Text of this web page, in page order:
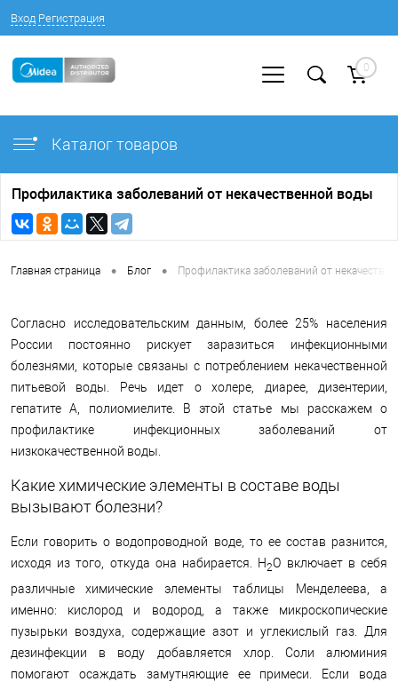
Вход Регистрация
0
Каталог товаров
Профилактика заболеваний от некачественной воды
Главная страница • Блог • Профилактика заболеваний от
Согласно исследовательским данным, более 25% населения
России постоянно рискует заразиться инфекционными
болезнями, которые связаны с потреблением некачественной
питьевой воды. Речь идет о холере, диарее, дизентерии,
гепатите А, полиомиелите. В этой статье мы расскажем о
профилактике инфекционных заболеваний от
низкокачественной воды.
Какие химические элементы в составе воды
вызывают болезни?
Если говорить о водопроводной воде, то ее состав разнится,
исходя из того, откуда она набирается. H2O включает в себя
различные химические элементы таблицы Менделеева, а
именно: кислород и водород, а также микроскопические
пузырьки воздуха, содержащие азот и углекислый газ. Для
дезинфекции в воду добавляется хлор. Соли алюминия
помогают осаждать замутняющие ее примеси. Если вода